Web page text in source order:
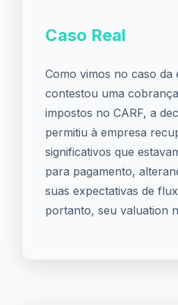
Caso Real
Como vimos no caso da
contestou uma
impostos no CARF, a
permitiu à empresa
significativos que
para pagamento,
suas expectativas de
portanto, seu valuation